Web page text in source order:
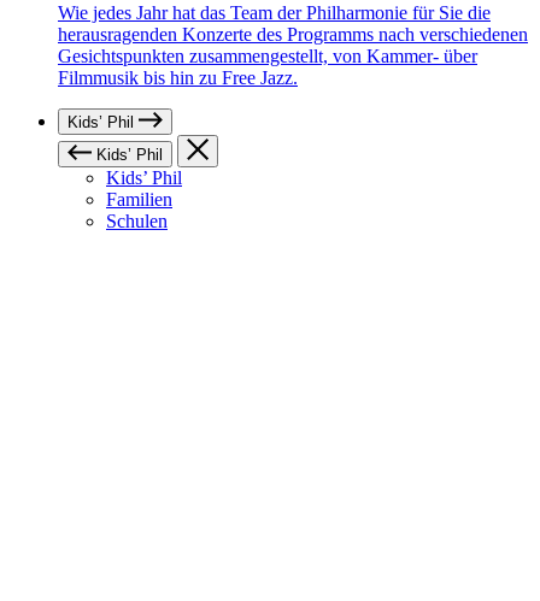
Wie jedes Jahr hat das Team der Philharmonie für Sie die
herausragenden Konzerte des Programms nach verschiedenen
Gesichtspunkten zusammengestellt, von Kammer- über
Filmmusik bis hin zu Free Jazz.
Kids’ Phil
Kids’ Phil
Kids’ Phil
Familien
Schulen